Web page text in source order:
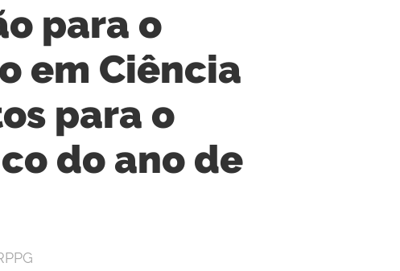
para o
em Ciência
para o
do ano de